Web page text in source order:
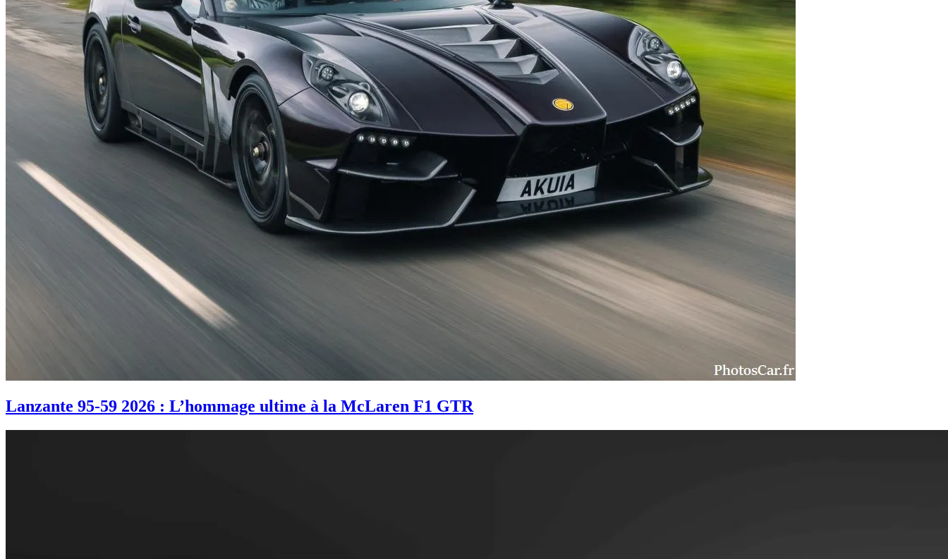
Lanzante 95-59 2026 : L’hommage ultime à la McLaren F1 GTR